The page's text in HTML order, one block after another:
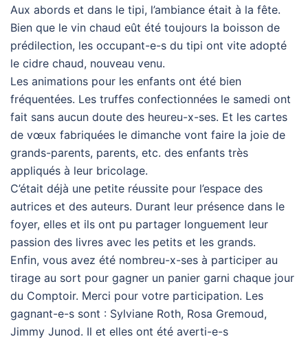
Aux abords et dans le tipi, l’ambiance était à la fête.
Bien que le vin chaud eût été toujours la boisson de
prédilection, les occupant-e-s du tipi ont vite adopté
le cidre chaud, nouveau venu.
Les animations pour les enfants ont été bien
fréquentées. Les truffes confectionnées le samedi ont
fait sans aucun doute des heureu-x-ses. Et les cartes
de vœux fabriquées le dimanche vont faire la joie de
grands-parents, parents, etc. des enfants très
appliqués à leur bricolage.
C’était déjà une petite réussite pour l’espace des
autrices et des auteurs. Durant leur présence dans le
foyer, elles et ils ont pu partager longuement leur
passion des livres avec les petits et les grands.
Enfin, vous avez été nombreu-x-ses à participer au
tirage au sort pour gagner un panier garni chaque jour
du Comptoir. Merci pour votre participation. Les
gagnant-e-s sont : Sylviane Roth, Rosa Gremoud,
Jimmy Junod. Il et elles ont été averti-e-s